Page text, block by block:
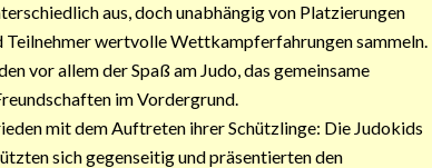
aus, doch unabhängig von Platzierungen
Teilnehmer wertvolle Wettkampferfahrungen sammeln.
vor allem der Spaß am Judo, das gemeinsame
im Vordergrund.
mit dem Auftreten ihrer Schützlinge: Die Judokids
sich gegenseitig und präsentierten den